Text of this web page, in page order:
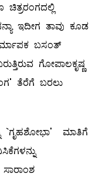
ಇದೀಗ ತಾವು ಕೂಡ
ಬಸಂತ್‌
ಗೋಪಾಲಕೃಷ್ಣ
ತೆರೆಗೆ ಬರಲು
`ಗೃಹಶೋಭಾ' ಮಾತಿಗೆ